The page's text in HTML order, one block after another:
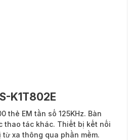
K1T802E
thẻ EM tần số 125KHz. Bàn
thao tác khác. Thiết bị kết nối
xa thông qua phần mềm.